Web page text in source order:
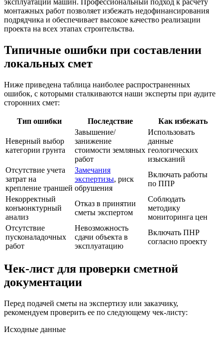
эксплуатации машин. Профессиональный подход к расчету
монтажных работ позволяет избежать недофинансирования
подрядчика и обеспечивает высокое качество реализации
проекта на всех этапах строительства.
Типичные ошибки при составлении
локальных смет
Ниже приведена таблица наиболее распространенных
ошибок, с которыми сталкиваются наши эксперты при аудите
сторонних смет:
Тип ошибки Последствие Как избежать
Неверный выбор
категории грунта
Завышение/
занижение
стоимости земляных
работ
Использовать
данные
геологических
изысканий
Отсутствие учета
затрат на
крепление траншей
Замечания
экспертизы, риск
обрушения
Включать работы
по ППР
Некорректный
конъюнктурный
анализ
Отказ в принятии
сметы экспертом
Соблюдать
методику
мониторинга цен
Отсутствие
пусконаладочных
работ
Невозможность
сдачи объекта в
эксплуатацию
Включать ПНР
согласно проекту
Чек-лист для проверки сметной
документации
Перед подачей сметы на экспертизу или заказчику,
рекомендуем проверить ее по следующему чек-листу:
Исходные данные